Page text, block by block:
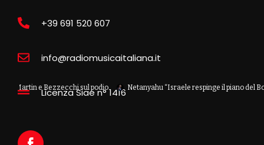
e Bezzecchi sul podio Netanyahu “Israele respinge il piano del Board of
+39 691 520 607
info@radiomusicaitaliana.it
Licenza Siae n° 1416